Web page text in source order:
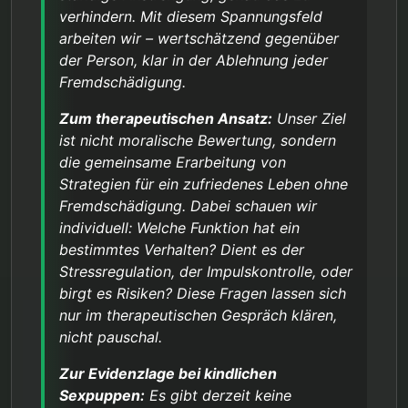
verhindern. Mit diesem Spannungsfeld
arbeiten wir – wertschätzend gegenüber
der Person, klar in der Ablehnung jeder
Fremdschädigung.
Zum therapeutischen Ansatz: Unser Ziel
ist nicht moralische Bewertung, sondern
die gemeinsame Erarbeitung von
Strategien für ein zufriedenes Leben ohne
Fremdschädigung. Dabei schauen wir
individuell: Welche Funktion hat ein
bestimmtes Verhalten? Dient es der
Stressregulation, der Impulskontrolle, oder
birgt es Risiken? Diese Fragen lassen sich
nur im therapeutischen Gespräch klären,
nicht pauschal.
Zur Evidenzlage bei kindlichen
Sexpuppen: Es gibt derzeit keine